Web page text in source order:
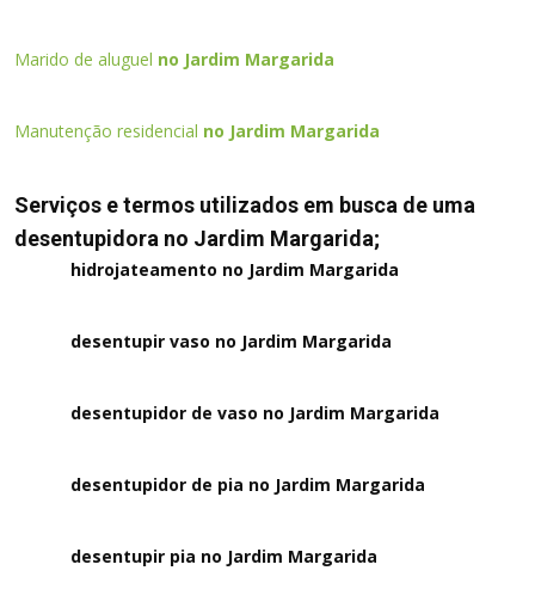
Marido de aluguel no Jardim Margarida
Manutenção residencial no Jardim Margarida
Serviços e termos utilizados em busca de uma
desentupidora no Jardim Margarida;
hidrojateamento no Jardim Margarida
desentupir vaso no Jardim Margarida
desentupidor de vaso no Jardim Margarida
desentupidor de pia no Jardim Margarida
desentupir pia no Jardim Margarida